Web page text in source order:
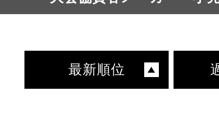
最新順位